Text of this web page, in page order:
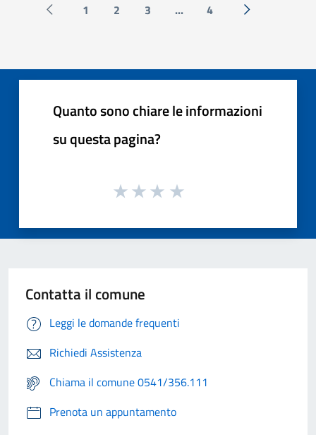
Pagina precedente
1 2 3 ... 4 Successiva »
Quanto sono chiare le informazioni
su questa pagina?
Contatta il comune
Leggi le domande frequenti
Richiedi Assistenza
Chiama il comune 0541/356.111
Prenota un appuntamento